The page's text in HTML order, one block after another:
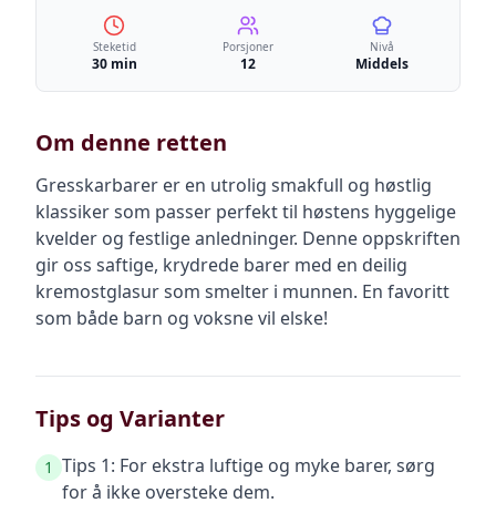
Steketid
30 min
Porsjoner
12
Nivå
Middels
Om denne retten
Gresskarbarer er en utrolig smakfull og høstlig
klassiker som passer perfekt til høstens hyggelige
kvelder og festlige anledninger. Denne oppskriften
gir oss saftige, krydrede barer med en deilig
kremostglasur som smelter i munnen. En favoritt
som både barn og voksne vil elske!
Tips og Varianter
1 Tips 1: For ekstra luftige og myke barer, sørg
for å ikke oversteke dem.